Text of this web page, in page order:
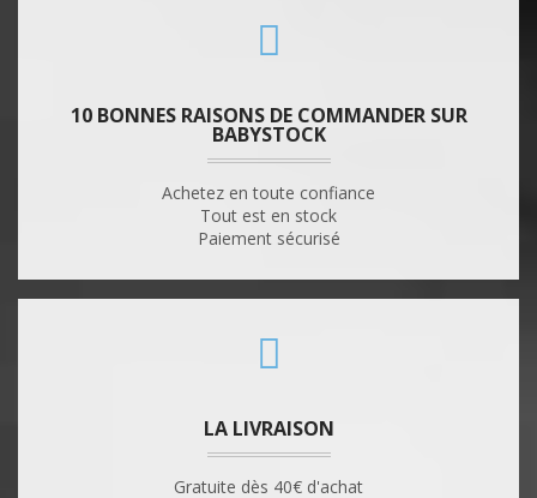
10 BONNES RAISONS DE COMMANDER SUR
BABYSTOCK
Achetez en toute confiance
Tout est en stock
Paiement sécurisé
LA LIVRAISON
Gratuite dès 40€ d'achat